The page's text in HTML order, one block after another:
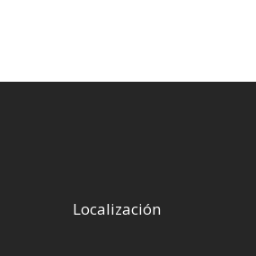
Localización